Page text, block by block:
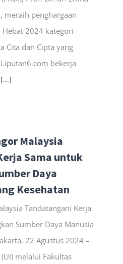
meraih penghargaan
2024 kategori
Cita dan Cipta yang
bekerja
[...]
Malaysia
Sama untuk
Daya
Kesehatan
Tandatangani Kerja
Sumber Daya Manusia
22 Agustus 2024 –
melalui Fakultas